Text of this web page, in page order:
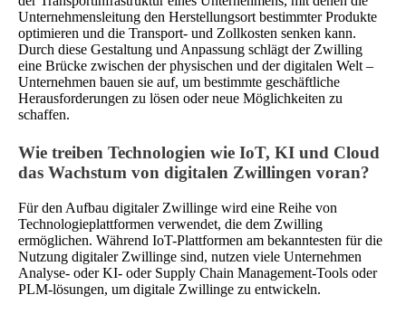
Unternehmensleitung den Herstellungsort bestimmter Produkte
optimieren und die Transport- und Zollkosten senken kann.
Durch diese Gestaltung und Anpassung schlägt der Zwilling
eine Brücke zwischen der physischen und der digitalen Welt –
Unternehmen bauen sie auf, um bestimmte geschäftliche
Herausforderungen zu lösen oder neue Möglichkeiten zu
schaffen.
Wie treiben Technologien wie IoT, KI und Cloud
das Wachstum von digitalen Zwillingen voran?
Für den Aufbau digitaler Zwillinge wird eine Reihe von
Technologieplattformen verwendet, die dem Zwilling
ermöglichen. Während IoT-Plattformen am bekanntesten für die
Nutzung digitaler Zwillinge sind, nutzen viele Unternehmen
Analyse- oder KI- oder Supply Chain Management-Tools oder
PLM-lösungen, um digitale Zwillinge zu entwickeln.